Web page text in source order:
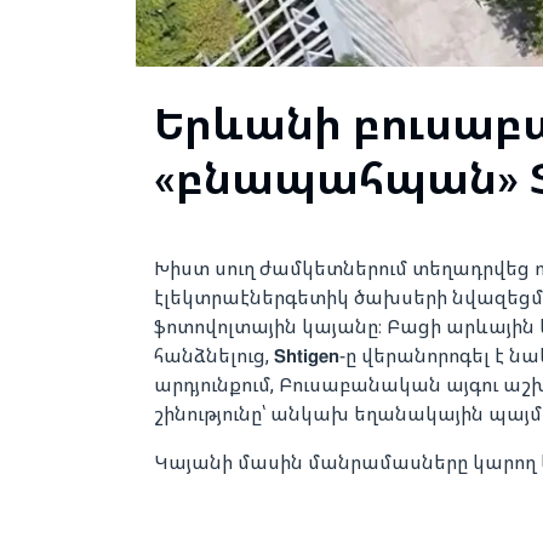
Երևանի
«բնապահպան»
Խիստ սուղ ժամկետներում
էլեկտրաէներգետիկ ծախսերի
ֆոտովոլտային կայանը։ Բացի
հանձնելուց, 𝗦𝗵𝘁𝗶𝗴𝗲𝗻-ը վերանորոգել
արդյունքում, Բուսաբանական այգու
շինությունը՝ անկախ եղանակային
Կայանի մասին մանրամասները կարող